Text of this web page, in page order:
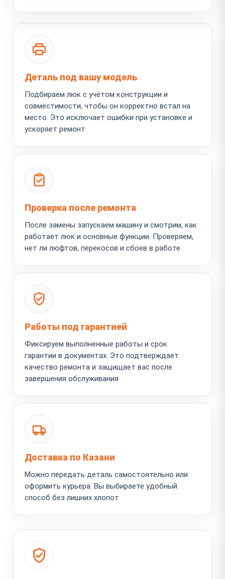
Деталь под вашу модель
Подбираем люк с учётом конструкции и
совместимости, чтобы он корректно встал на
место. Это исключает ошибки при установке и
ускоряет ремонт
Проверка после ремонта
После замены запускаем машину и смотрим, как
работает люк и основные функции. Проверяем,
нет ли люфтов, перекосов и сбоев в работе
Работы под гарантией
Фиксируем выполненные работы и срок
гарантии в документах. Это подтверждает
качество ремонта и защищает вас после
завершения обслуживания
Доставка по Казани
Можно передать деталь самостоятельно или
оформить курьера. Вы выбираете удобный
способ без лишних хлопот